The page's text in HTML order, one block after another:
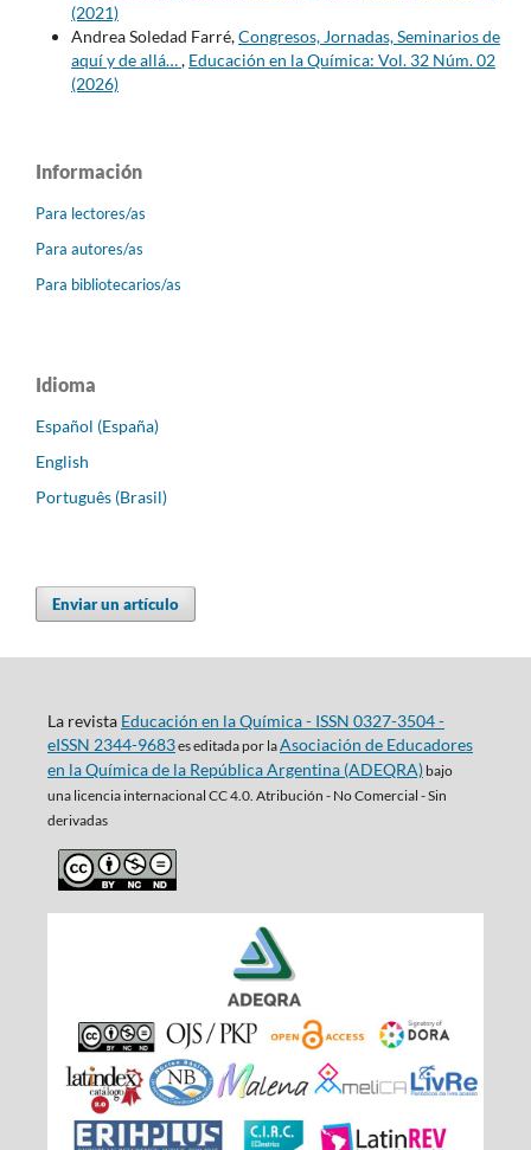
(2021)
Andrea Soledad Farré,Congresos, Jornadas, Seminarios de
aquí y de allá…, Educación en la Química: Vol. 32 Núm. 02
(2026)
Información
Para lectores/as
Para autores/as
Para bibliotecarios/as
Idioma
Español (España)
English
Português (Brasil)
Enviar un artículo
La revista Educación en la Química - ISSN 0327-3504 -
eISSN 2344-9683es editada por laAsociación de Educadores
en la Química de la República Argentina (ADEQRA)bajo
una licencia internacional CC 4.0. Atribución - No Comercial - Sin
derivadas